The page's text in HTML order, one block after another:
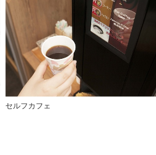
セルフカフェ